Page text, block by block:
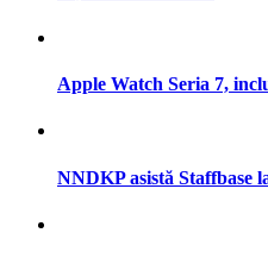
Apple Watch Seria 7,
NNDKP asistă Staffbase